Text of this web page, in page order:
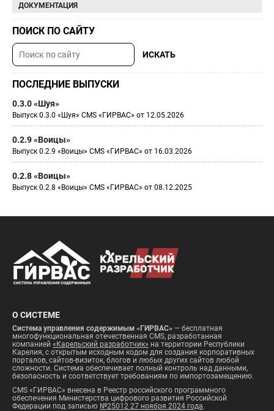
ДОКУМЕНТАЦИЯ
ПОИСК ПО САЙТУ
ПОСЛЕДНИЕ ВЫПУСКИ
0.3.0 «Шуя»
Выпуск 0.3.0 «Шуя» CMS «ГИРВАС» от 12.05.2026
0.2.9 «Воицы»
Выпуск 0.2.9 «Воицы» CMS «ГИРВАС» от 16.03.2026
0.2.8 «Воицы»
Выпуск 0.2.8 «Воицы» CMS «ГИРВАС» от 08.12.2025
О СИСТЕМЕ
Система управления содержимым «ГИРВАС» — бесплатная
многофункциональная отечественная CMS, разработанная
компанией «Карельский разработчик» на территории Республики
Карелия, с открытым исходным кодом для создания корпоративных
порталов, сайтов-визиток, блогов и любых других сайтов любой
сложности. Система обеспечивает полный контроль над данными,
безопасность и соответствует требованиям по импортозамещению.
CMS «ГИРВАС» внесена в Реестр российского программного
обеспечения Министерства цифрового развития Российской
Федерации под записью №25012 27 ноября 2024 года.